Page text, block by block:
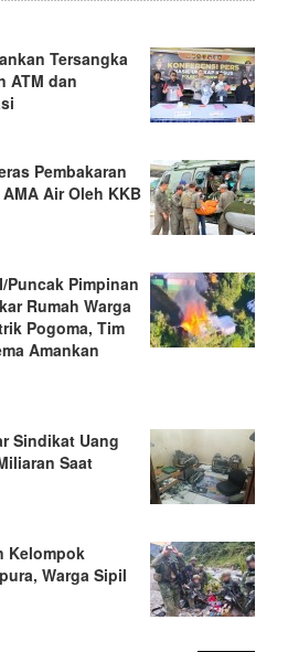
Tersangka
ATM dan
Pembakaran
Air Oleh KKB
Puncak Pimpinan
Rumah Warga
Pogoma, Tim
Amankan
Sindikat Uang
Saat
Kelompok
Warga Sipil